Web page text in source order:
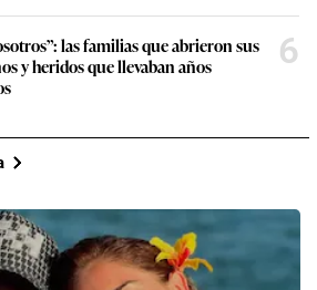
las familias que abrieron sus
y heridos que llevaban años
6